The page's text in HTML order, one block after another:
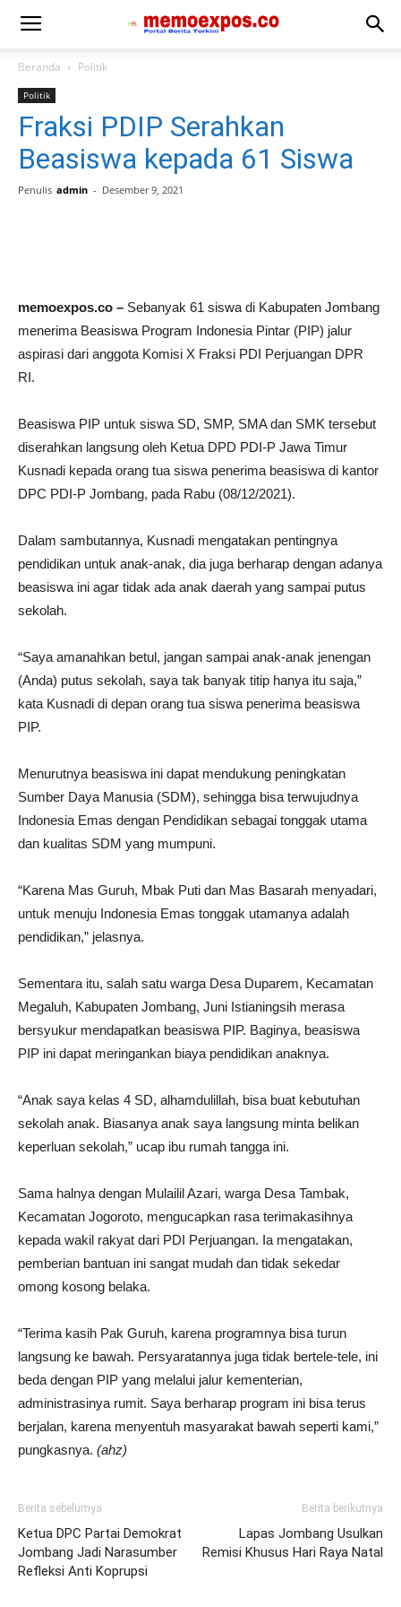
Beranda Politik
Politik
Fraksi PDIP Serahkan
Beasiswa kepada 61 Siswa
Penulis admin - Desember 9, 2021
memoexpos.co – Sebanyak 61 siswa di Kabupaten Jombang
menerima Beasiswa Program Indonesia Pintar (PIP) jalur
aspirasi dari anggota Komisi X Fraksi PDI Perjuangan DPR
RI.
Beasiswa PIP untuk siswa SD, SMP, SMA dan SMK tersebut
diserahkan langsung oleh Ketua DPD PDI-P Jawa Timur
Kusnadi kepada orang tua siswa penerima beasiswa di kantor
DPC PDI-P Jombang, pada Rabu (08/12/2021).
Dalam sambutannya, Kusnadi mengatakan pentingnya
pendidikan untuk anak-anak, dia juga berharap dengan adanya
beasiswa ini agar tidak ada anak daerah yang sampai putus
sekolah.
“Saya amanahkan betul, jangan sampai anak-anak jenengan
(Anda) putus sekolah, saya tak banyak titip hanya itu saja,”
kata Kusnadi di depan orang tua siswa penerima beasiswa
PIP.
Menurutnya beasiswa ini dapat mendukung peningkatan
Sumber Daya Manusia (SDM), sehingga bisa terwujudnya
Indonesia Emas dengan Pendidikan sebagai tonggak utama
dan kualitas SDM yang mumpuni.
“Karena Mas Guruh, Mbak Puti dan Mas Basarah menyadari,
untuk menuju Indonesia Emas tonggak utamanya adalah
pendidikan,” jelasnya.
Sementara itu, salah satu warga Desa Duparem, Kecamatan
Megaluh, Kabupaten Jombang, Juni Istianingsih merasa
bersyukur mendapatkan beasiswa PIP. Baginya, beasiswa
PIP ini dapat meringankan biaya pendidikan anaknya.
“Anak saya kelas 4 SD, alhamdulillah, bisa buat kebutuhan
sekolah anak. Biasanya anak saya langsung minta belikan
keperluan sekolah,” ucap ibu rumah tangga ini.
Sama halnya dengan Mulailil Azari, warga Desa Tambak,
Kecamatan Jogoroto, mengucapkan rasa terimakasihnya
kepada wakil rakyat dari PDI Perjuangan. Ia mengatakan,
pemberian bantuan ini sangat mudah dan tidak sekedar
omong kosong belaka.
“Terima kasih Pak Guruh, karena programnya bisa turun
langsung ke bawah. Persyaratannya juga tidak bertele-tele, ini
beda dengan PIP yang melalui jalur kementerian,
administrasinya rumit. Saya berharap program ini bisa terus
berjalan, karena menyentuh masyarakat bawah seperti kami,”
pungkasnya. (ahz)
Berita sebelumya
Ketua DPC Partai Demokrat
Jombang Jadi Narasumber
Refleksi Anti Koprupsi
Berita berikutnya
Lapas Jombang Usulkan
Remisi Khusus Hari Raya Natal